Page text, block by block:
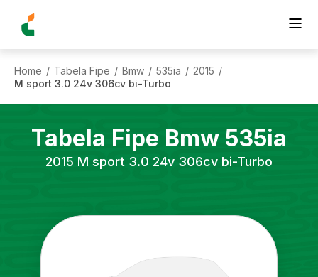
Home / Tabela Fipe / Bmw / 535ia / 2015 /
M sport 3.0 24v 306cv bi-Turbo
Tabela Fipe Bmw 535ia
2015 M sport 3.0 24v 306cv bi-Turbo